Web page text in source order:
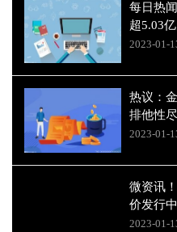
每日热
超5.03
2023-01-
热议：
排他性
2023-01-
微资讯
价发行
2023-01-